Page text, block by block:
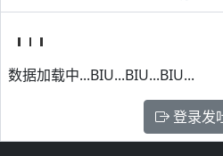
数据加载中...BIU...BIU...BIU...
登录发